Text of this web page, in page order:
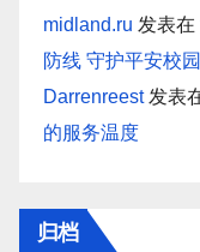
midland.ru 发表在
防线 守护平安校园
Darrenreest发表
的服务温度
归档